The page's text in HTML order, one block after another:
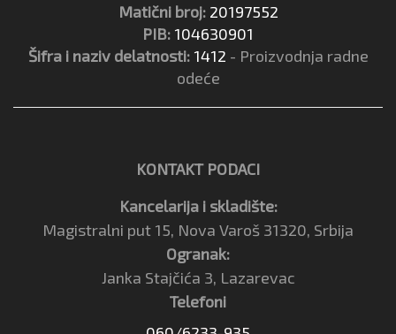
Matični broj: 20197552
PIB: 104630901
Šifra i naziv delatnosti: 1412 - Proizvodnja radne
odeće
KONTAKT PODACI
Kancelarija i skladište:
Magistralni put 15, Nova Varoš 31320, Srbija
Ogranak:
Janka Stajčića 3, Lazarevac
Telefoni